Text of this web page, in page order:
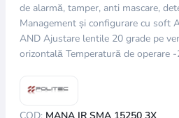
de alarmă, tamper, anti mascare,
Management și configurare cu soft
AND Ajustare lentile 20 grade pe
orizontală Temperatură de operare